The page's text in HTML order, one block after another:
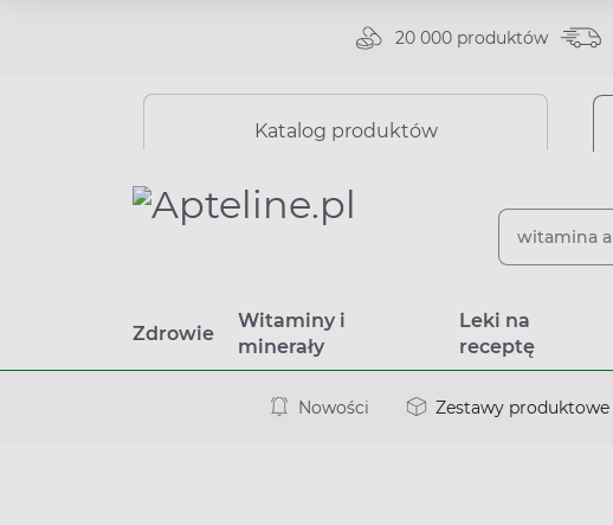
20 000 produktów
Katalog produktów
Zdrowie
Witaminy i
minerały
Leki na
receptę
Nowości Zestawy produktowe